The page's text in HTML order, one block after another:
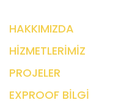
HAKKIMIZDA
HİZMETLERİMİZ
PROJELER
EXPROOF BİLGİ